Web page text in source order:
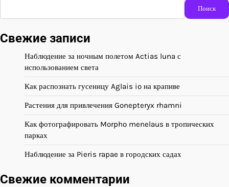
Поиск
Свежие записи
Наблюдение за ночным полетом Actias luna с
использованием света
Как распознать гусеницу Aglais io на крапиве
Растения для привлечения Gonepteryx rhamni
Как фотографировать Morpho menelaus в тропических
парках
Наблюдение за Pieris rapae в городских садах
Свежие комментарии